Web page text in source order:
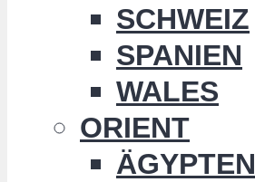
SCHWEIZ
SPANIEN
WALES
ORIENT
ÄGYPTEN